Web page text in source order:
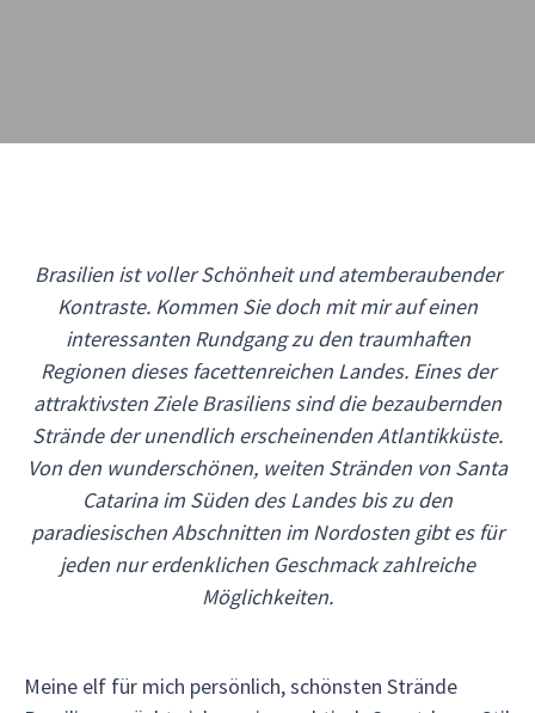
Brasilien ist voller Schönheit und atemberaubender
Kontraste. Kommen Sie doch mit mir auf einen
interessanten Rundgang zu den traumhaften
Regionen dieses facettenreichen Landes. Eines der
attraktivsten Ziele Brasiliens sind die bezaubernden
Strände der unendlich erscheinenden Atlantikküste.
Von den wunderschönen, weiten Stränden von Santa
Catarina im Süden des Landes bis zu den
paradiesischen Abschnitten im Nordosten gibt es für
jeden nur erdenklichen Geschmack zahlreiche
Möglichkeiten.
Meine elf für mich persönlich, schönsten Strände